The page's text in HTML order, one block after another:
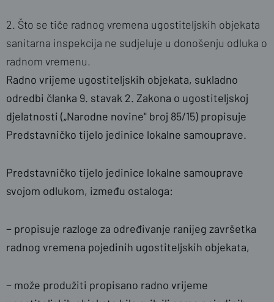
2. Što se tiče radnog vremena ugostiteljskih objekata
sanitarna inspekcija ne sudjeluje u donošenju odluka o
radnom vremenu.
Radno vrijeme ugostiteljskih objekata, sukladno
odredbi članka 9. stavak 2. Zakona o ugostiteljskoj
djelatnosti („Narodne novine" broj 85/15) propisuje
Predstavničko tijelo jedinice lokalne samouprave.
Predstavničko tijelo jedinice lokalne samouprave
svojom odlukom, između ostaloga:
− propisuje razloge za određivanje ranijeg završetka
radnog vremena pojedinih ugostiteljskih objekata,
− može produžiti propisano radno vrijeme